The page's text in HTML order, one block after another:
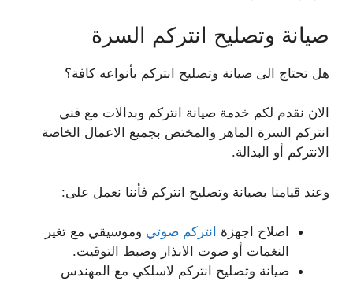
صيانة وتصليح انتركم السرة
هل تحتاج الى صيانة وتصليح انتركم بأنواعه كافة؟
الان نقدم لكم خدمة صيانة انتركم وبدالات مع فني
انتركم السرة الماهر والمختص بجميع الاعمال الخاصة
الانتركم أو البدالة.
وعند قيامنا بصيانة وتصليح انتركم فأننا نعمل على:
اصلاح اجهزة انتركم صوتي وموسيقي مع تغير
النغمات أو صوت الانذار وضبط التوقيت.
صيانة وتصليح انتركم لاسلكي مع المهندس